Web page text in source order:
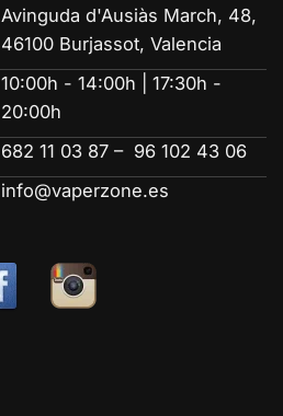
Avinguda d'Ausiàs March, 48,
46100 Burjassot, Valencia
10:00h - 14:00h | 17:30h -
20:00h
682 11 03 87 – 96 102 43 06
info@vaperzone.es